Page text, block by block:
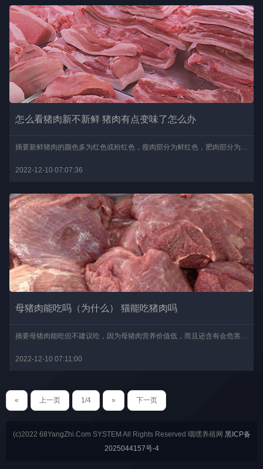
怎么看猪肉新不新鲜 猪肉有点变味了怎么办
摘要新鲜猪肉的颜色多为红色或粉红色，瘦肉部分为鲜红色，肥肉部分为白色或乳白色且质地比较硬；它们的气味有一点腥味，但不会有其他异味；用手戳下去猪肉会迅速的弹回来，..
2022-12-10 07:07:36
母猪肉能吃吗（为什么） 猫能吃猪肉吗
2022-12-10 07:11:00
« 上一页 1/4 » 下一页
(c)2022 68YangZhi.Com SYSTEM All Rights Reserved 哦嘿养殖网 黑ICP备
2025044157号-4